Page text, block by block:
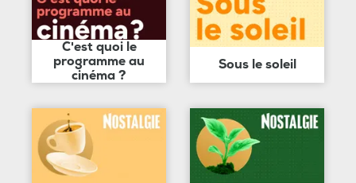
C'est quoi le
programme au
cinéma ?
Sous le soleil